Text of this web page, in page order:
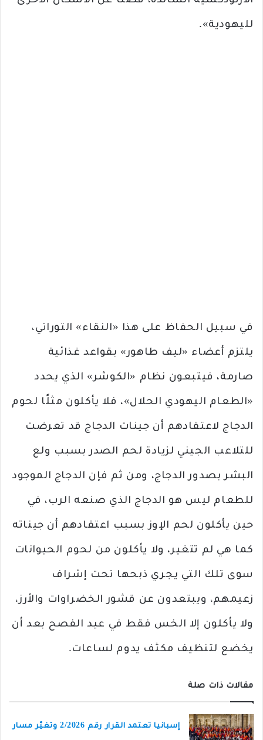
لليهودية».
في سبيل الحفاظ على هذا «النقاء» التوراتي،
يلتزم أعضاء «ليف طاهور» بقواعد غذائية
صارمة، فيتبعون نظام «الكوشر» الذي يحدد
«الطعام اليهودي الحلال»، فلا يأكلون مثلًا لحوم
الدجاج لاعتقادهم أن جينات الدجاج قد تعرضت
للتلاعب الجيني لزيادة لحم الصدر بسبب ولع
البشر بصدور الدجاج، ومن ثم فإن الدجاج الموجود
للطعام ليس هو الدجاج الذي صنعه الرب، في
حين يأكلون لحم الإوز بسبب اعتقادهم أن جيناته
كما هي لم تتغير، ولا يأكلون من لحوم الحيوانات
سوى تلك التي يجري ذبحها تحت إشراف
زعيمهم، ويبتعدون عن قشور الخضراوات والأرز،
ولا يأكلون إلا الخس فقط في عيد الفصح بعد أن
يخضع لتنظيف مكثف يدوم لساعات.
مقالات ذات صلة
إسبانيا تعتمد القرار رقم 2/2026 وتغيّر مسار